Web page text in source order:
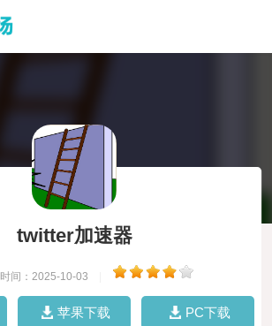
twitter加速器
时间：2025-10-03
苹果下载 PC下载